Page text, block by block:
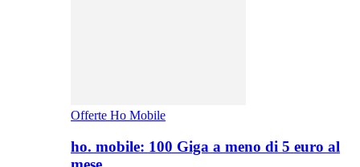
Offerte Ho Mobile
ho. mobile: 100 Giga a meno di 5 euro al